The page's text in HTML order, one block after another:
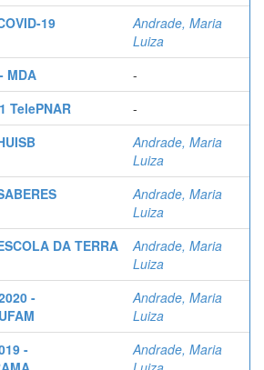
19
Andrade, Maria
Luiza
MDA
-
TelePNAR
-
Andrade, Maria
Luiza
Andrade, Maria
Luiza
DA TERRA
Andrade, Maria
Luiza
-
Andrade, Maria
Luiza
-
Andrade, Maria